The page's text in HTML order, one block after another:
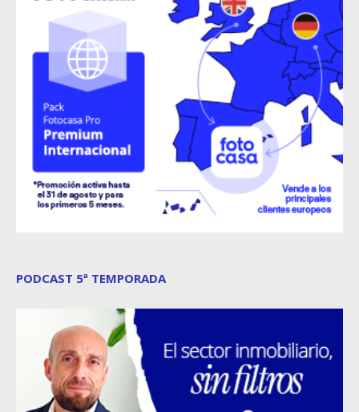
PODCAST 5ª TEMPORADA